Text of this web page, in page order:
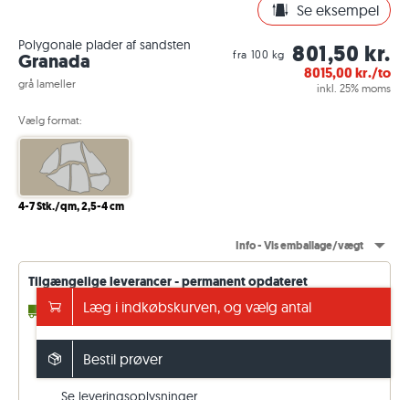
Se eksempel
Polygonale plader af sandsten
Granada
grå lameller
fra 100 kg 801,50 kr.
8015,00kr./to
inkl. 25% moms
Vælg format:
4-7 Stk./qm, 2,5-4 cm
Info - Vis emballage/vægt
Tilgængelige leverancer - permanent opdateret
2 - 3 Uger indtil 0,28 to (i tilførslen)
14 - 15 Uger vilkårlig to (ab fabrik)
Fri fragt fra 35.000 DKK
ellers 1.150 DKK. Pris inkl. moms (25 %)
Se leveringsoplysninger
Læg i indkøbskurven, og vælg antal
Bestil prøver